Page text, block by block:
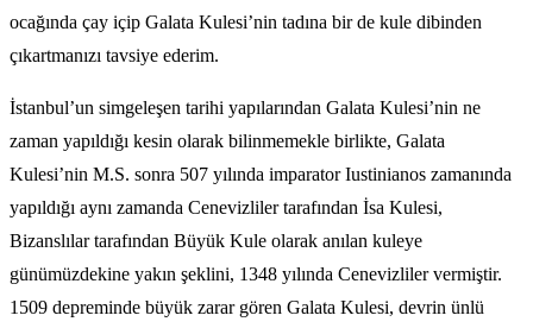
ocağında çay içip Galata Kulesi’nin tadına bir de kule dibinden
çıkartmanızı tavsiye ederim.
İstanbul’un simgeleşen tarihi yapılarından Galata Kulesi’nin ne
zaman yapıldığı kesin olarak bilinmemekle birlikte, Galata
Kulesi’nin M.S. sonra 507 yılında imparator Iustinianos zamanında
yapıldığı aynı zamanda Cenevizliler tarafından İsa Kulesi,
Bizanslılar tarafından Büyük Kule olarak anılan kuleye
günümüzdekine yakın şeklini, 1348 yılında Cenevizliler vermiştir.
1509 depreminde büyük zarar gören Galata Kulesi, devrin ünlü